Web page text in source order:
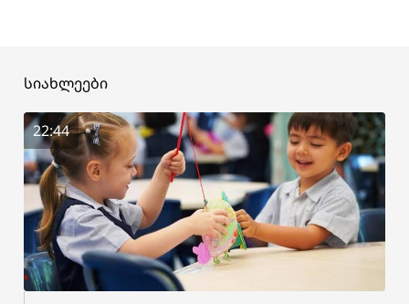
სიახლეები
22:44